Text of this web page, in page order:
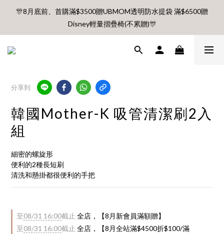
🎊8月底前、首購滿$3500贈UBMOM透明防水提袋 滿$6500贈
Disney輕量摺疊椅(不累贈)🎊
Disney輕量摺疊椅(不累贈)🎊
【村却國際溫泉酒店】指定平日免加價升等雙面景觀客房
8月每週五、六、日 新會員 首購免運🔥
🎊8月底前、首購滿$3500贈UBMOM透明防水提袋 滿$6500贈
Disney輕量摺疊椅(不累贈)🎊
分享到
韓國Mother-K 吸管清潔刷2入
組
細密的螺旋形
便利的2種長短刷
清洗和懸掛都很便利的手把
至08/31 16:00截止 全店，【8月新會員滿額贈】
至08/31 16:00截止 全店，【8月全站滿$4500折$100/滿